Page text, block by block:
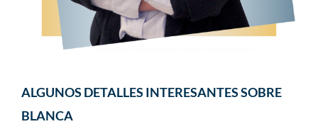
ALGUNOS DETALLES INTERESANTES SOBRE
BLANCA